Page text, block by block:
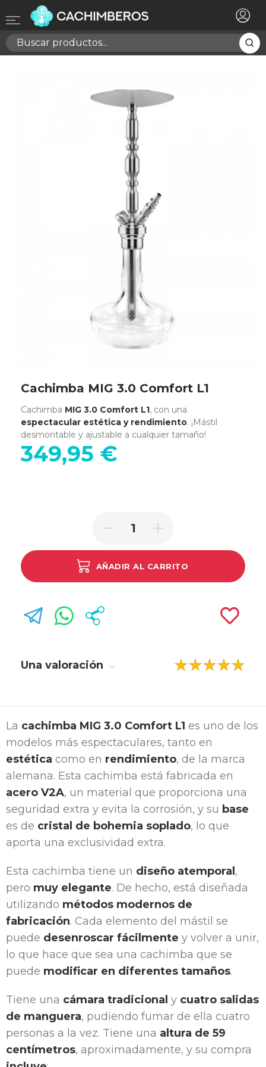
Cachimba MIG 3.0 Comfort L1
Cachimba MIG 3.0 Comfort L1, con una
espectacular estética y rendimiento. ¡Mástil
desmontable y ajustable a cualquier tamaño!
349,95 €
AÑADIR AL CARRITO
Una valoración
La cachimba MIG 3.0 Comfort L1 es uno de los
modelos más espectaculares, tanto en
estética como en rendimiento, de la marca
alemana. Esta cachimba está fabricada en
acero V2A, un material que proporciona una
seguridad extra y evita la corrosión, y su base
es de cristal de bohemia soplado, lo que
aporta una exclusividad extra.
Esta cachimba tiene un diseño atemporal,
pero muy elegante. De hecho, está diseñada
utilizando métodos modernos de
fabricación. Cada elemento del mástil se
puede desenroscar fácilmente y volver a unir,
lo que hace que sea una cachimba que se
puede modificar en diferentes tamaños.
Tiene una cámara tradicional y cuatro salidas
de manguera, pudiendo fumar de ella cuatro
personas a la vez. Tiene una altura de 59
centímetros, aproximadamente, y su compra
Registrarse ×
Necesitas hacer login para guardar productos en tu